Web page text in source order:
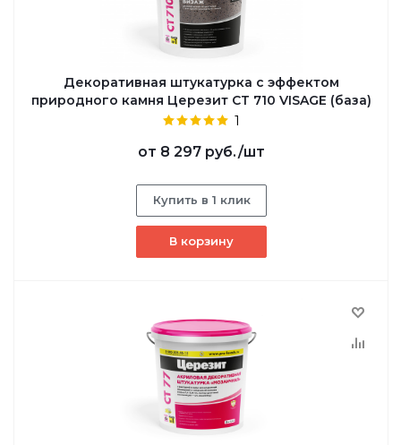
Декоративная штукатурка с эффектом
природного камня Церезит СТ 710 VISAGE (база)
1
от 8 297 руб./шт
Купить в 1 клик
В корзину